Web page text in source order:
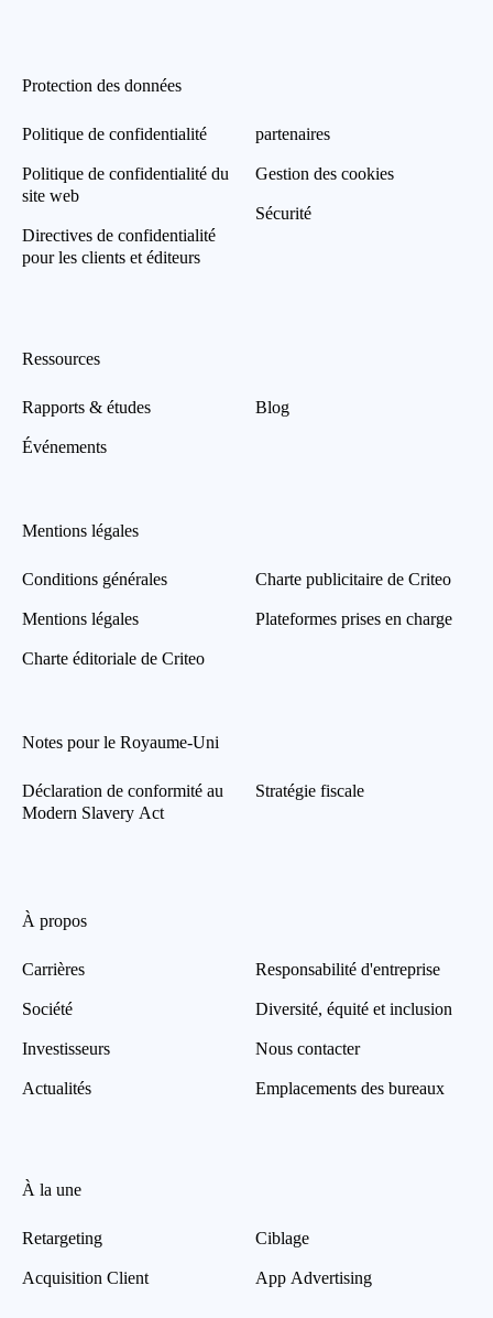
Protection des données
Politique de confidentialité
Politique de confidentialité du
site web
Directives de confidentialité
pour les clients et éditeurs
partenaires
Gestion des cookies
Sécurité
Ressources
Rapports & études
Événements
Blog
Mentions légales
Conditions générales
Mentions légales
Charte éditoriale de Criteo
Charte publicitaire de Criteo
Plateformes prises en charge
Notes pour le Royaume-Uni
Déclaration de conformité au
Modern Slavery Act
Stratégie fiscale
À propos
Carrières
Société
Investisseurs
Actualités
Responsabilité d'entreprise
Diversité, équité et inclusion
Nous contacter
Emplacements des bureaux
À la une
Retargeting
Acquisition Client
Ciblage
App Advertising